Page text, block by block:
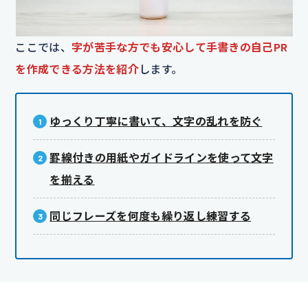
ここでは、 字が苦手な方でも安心して手書きの自己PR
を作成できる方法を紹介します。
ゆっくり丁寧に書いて、文字の乱れを防ぐ
罫線付きの用紙やガイドラインを使って文字
を揃える
同じフレーズを何度も繰り返し練習する